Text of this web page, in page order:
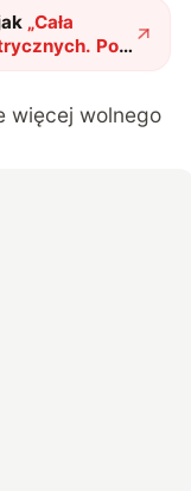
„Cała
Po
dość"?
więcej wolnego